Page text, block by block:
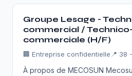
Groupe Lesage -
commercial / Technico-
commerciale (H/F)
🏢 Entreprise confidentielle 📍 38
À propos de MECOSUN